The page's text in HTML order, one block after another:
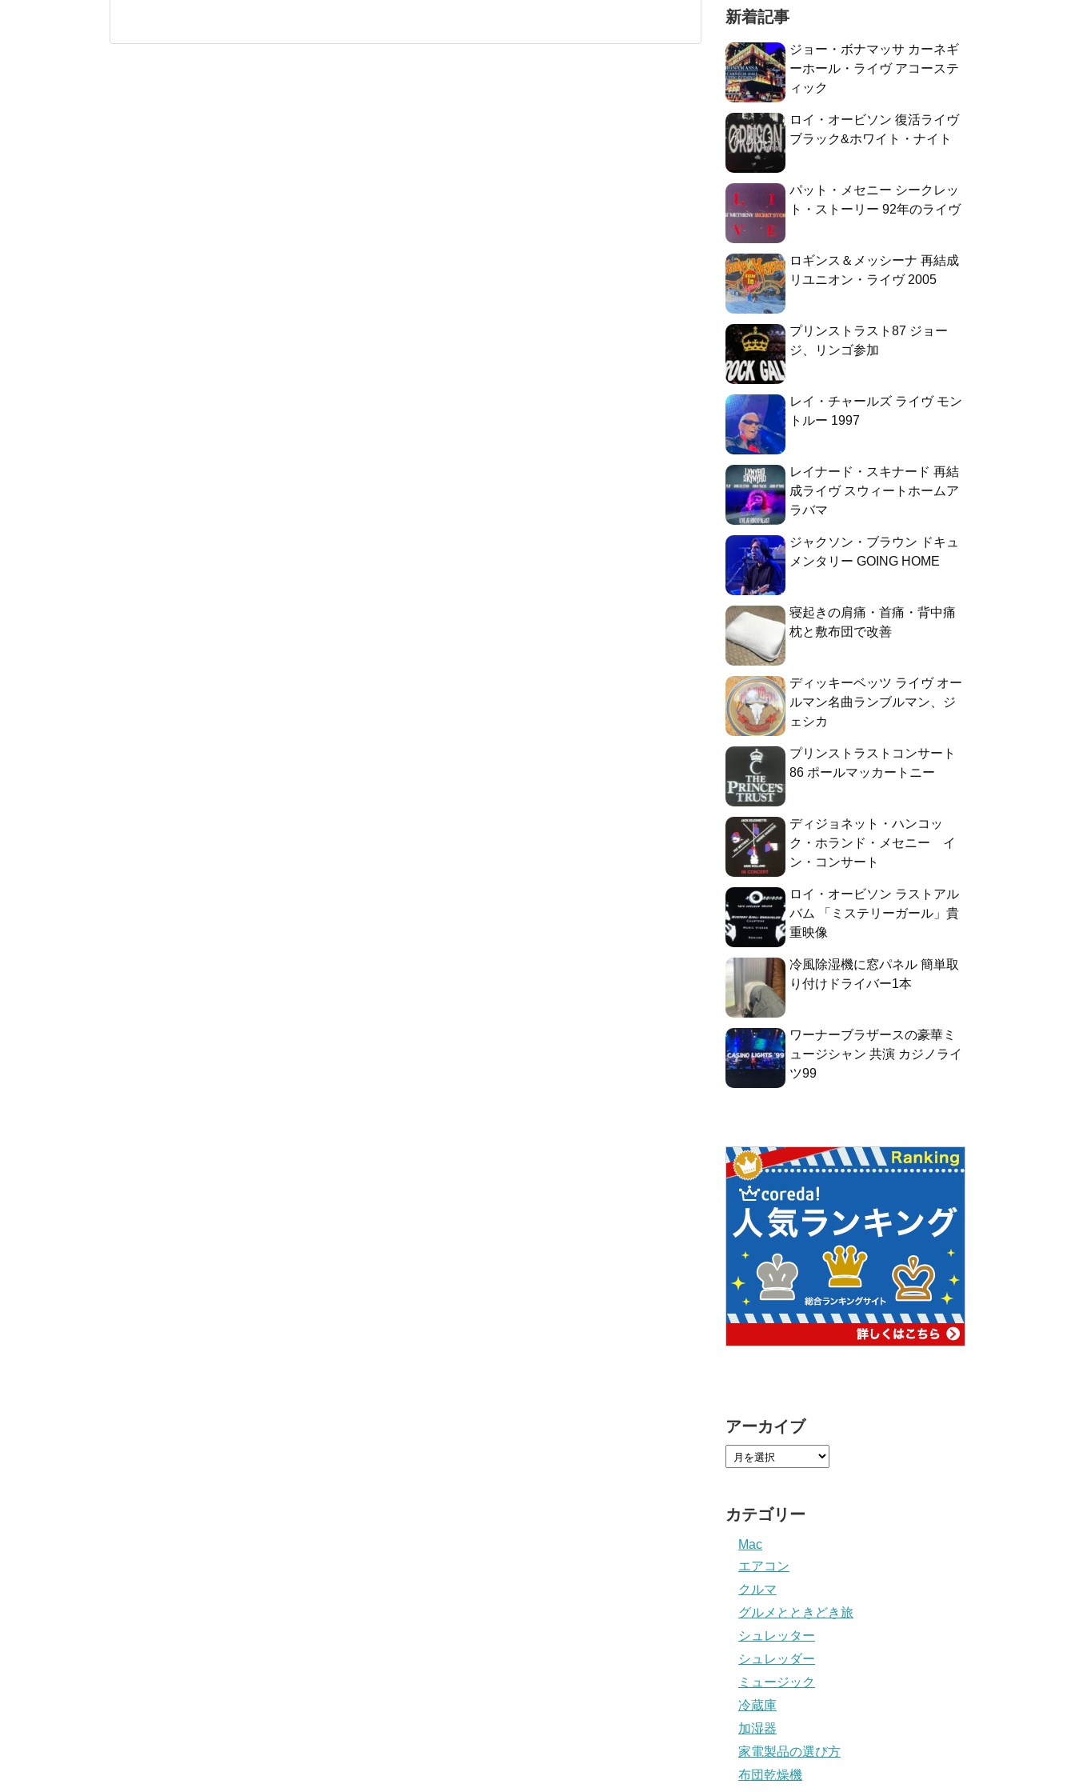
新着記事
ジョー・ボナマッサ カーネギ
ーホール・ライヴ アコーステ
ィック
ロイ・オービソン 復活ライヴ
ブラック&ホワイト・ナイト
パット・メセニー シークレッ
ト・ストーリー 92年のライヴ
ロギンス＆メッシーナ 再結成
リユニオン・ライヴ 2005
プリンストラスト87 ジョー
ジ、リンゴ参加
レイ・チャールズ ライヴ モン
トルー 1997
レイナード・スキナード 再結
成ライヴ スウィートホームア
ラバマ
ジャクソン・ブラウン ドキュ
メンタリー GOING HOME
寝起きの肩痛・首痛・背中痛
枕と敷布団で改善
ディッキーベッツ ライヴ オー
ルマン名曲ランブルマン、ジ
ェシカ
プリンストラストコンサート
86 ポールマッカートニー
ディジョネット・ハンコッ
ク・ホランド・メセニー イ
ン・コンサート
ロイ・オービソン ラストアル
バム 「ミステリーガール」貴
重映像
冷風除湿機に窓パネル 簡単取
り付けドライバー1本
ワーナーブラザースの豪華ミ
ュージシャン 共演 カジノライ
ツ99
アーカイブ
カテゴリー
Mac
エアコン
クルマ
グルメとときどき旅
シュレッター
シュレッダー
ミュージック
冷蔵庫
加湿器
家電製品の選び方
布団乾燥機